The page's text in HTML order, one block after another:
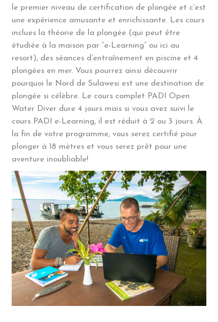
le premier niveau de certification de plongée et c’est
une expérience amusante et enrichissante. Les cours
inclues la théorie de la plongée (qui peut être
étudiée à la maison par “e-Learning” ou ici au
resort), des séances d’entraînement en piscine et 4
plongées en mer. Vous pourrez ainsi découvrir
pourquoi le Nord de Sulawesi est une destination de
plongée si célèbre. Le cours complet PADI Open
Water Diver dure 4 jours mais si vous avez suivi le
cours PADI e-Learning, il est réduit à 2 ou 3 jours. À
la fin de votre programme, vous serez certifié pour
plonger à 18 mètres et vous serez prêt pour une
aventure inoubliable!